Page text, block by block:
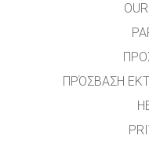
ΠΡΌΣΒΑΣΗ